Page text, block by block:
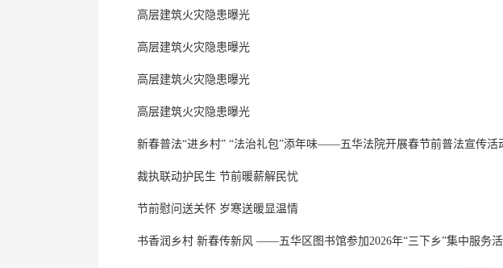
高层建筑火灾隐患曝光
高层建筑火灾隐患曝光
高层建筑火灾隐患曝光
高层建筑火灾隐患曝光
新春普法“进乡村” “法治礼包”添年味——五华法院开展春节前普法宣传活
裁执联动护民生 节前暖薪解民忧
节前慰问送关怀 岁寒送暖显温情
书香润乡村 新春传新风 ——五华区图书馆参加2026年“三下乡”集中服务